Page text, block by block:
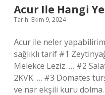
Acur Ile Hangi
Tarih: Ekim 9, 2024
Acur ile neler
sağlıklı tarif #1
Melekce Leziz. … #2
2KVK. … #3 Domates
ve nar ekşili kuru